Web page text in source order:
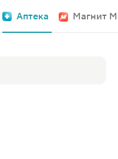
Аптека Магнит